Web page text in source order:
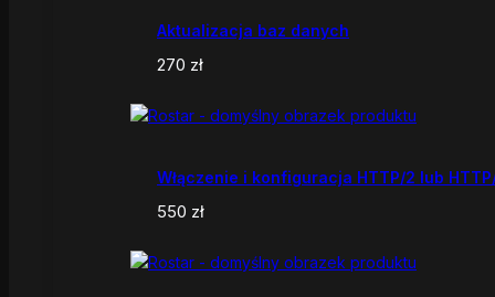
Aktualizacja baz danych
270 zł
Włączenie i konfiguracja HTTP/2 lub
550 zł